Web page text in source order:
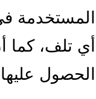
المستخدمة
أي تلف، كما
الحصول